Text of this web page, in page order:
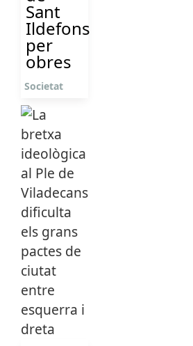
Sant
Ildefons
per
obres
Societat